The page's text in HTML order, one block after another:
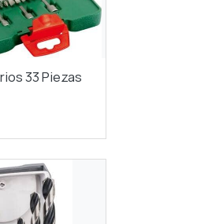
33 Piezas